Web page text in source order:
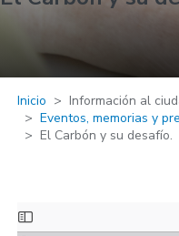
Inicio
Información al
Eventos, memorias y
El Carbón y su desafío.